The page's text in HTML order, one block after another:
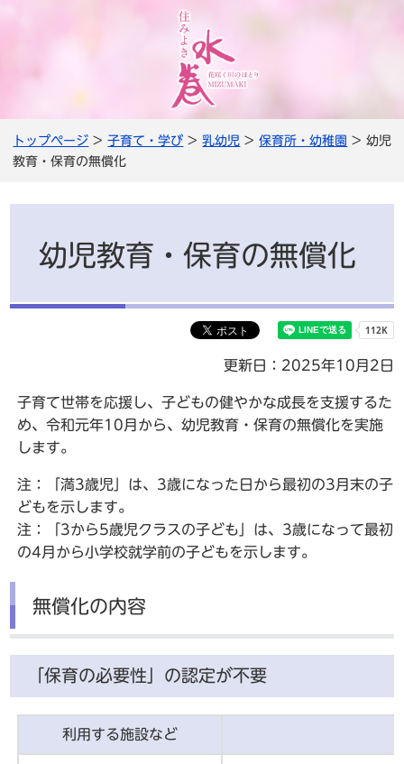
トップページ >子育て・学び >乳幼児 >保育所・幼稚園 > 幼児
教育・保育の無償化
幼児教育・保育の無償化
更新日：2025年10月2日
子育て世帯を応援し、子どもの健やかな成長を支援するた
め、令和元年10月から、幼児教育・保育の無償化を実施
します。
注：「満3歳児」は、3歳になった日から最初の3月末の子
どもを示します。
注：「3から5歳児クラスの子ども」は、3歳になって最初
の4月から小学校就学前の子どもを示します。
無償化の内容
「保育の必要性」の認定が不要
利用する施設など